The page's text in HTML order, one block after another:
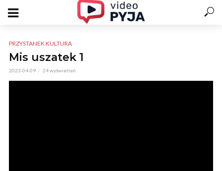
PRZYSTANEK KULTURA
Mis uszatek 1
2023-04-09 24 wyświetleń